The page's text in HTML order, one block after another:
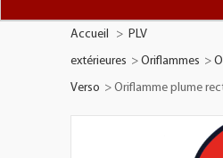
STANDS MODULAIRES
Accueil > PLV
extérieures > Oriflammes >
Verso > Oriflamme plume